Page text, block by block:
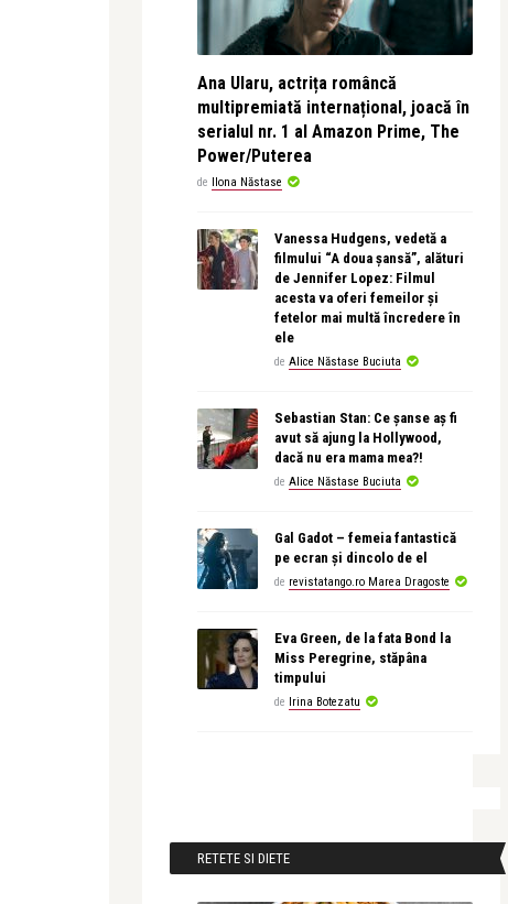
Ana Ularu, actrița româncă
multipremiată internațional, joacă în
serialul nr. 1 al Amazon Prime, The
Power/Puterea
de Ilona Năstase
Vanessa Hudgens, vedetă a
filmului “A doua șansă”, alături
de Jennifer Lopez: Filmul
acesta va oferi femeilor și
fetelor mai multă încredere în
ele
de Alice Năstase Buciuta
Sebastian Stan: Ce șanse aș fi
avut să ajung la Hollywood,
dacă nu era mama mea?!
de Alice Năstase Buciuta
Gal Gadot – femeia fantastică
pe ecran și dincolo de el
de revistatango.ro Marea Dragoste
Eva Green, de la fata Bond la
Miss Peregrine, stăpâna
timpului
de Irina Botezatu
RETETE SI DIETE